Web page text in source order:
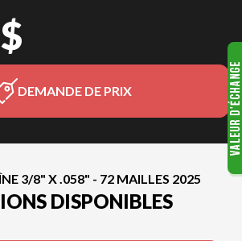
DEMANDE DE PRIX
3/8" X .058" - 72 MAILLES 2025
DISPONIBLES